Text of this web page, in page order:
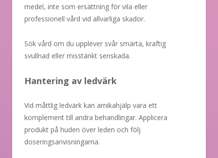
medel, inte som ersättning för vila eller
professionell vård vid allvarliga skador.
Sök vård om du upplever svår smärta, kraftig
svullnad eller misstänkt senskada.
Hantering av ledvärk
Vid måttlig ledvärk kan arnikahjälp vara ett
komplement till andra behandlingar. Applicera
produkt på huden över leden och följ
doseringsanvisningarna.